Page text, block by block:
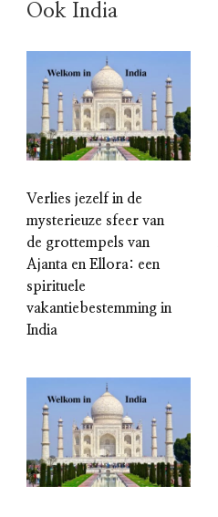
Ook India
Verlies jezelf in de
mysterieuze sfeer van
de grottempels van
Ajanta en Ellora: een
spirituele
vakantiebestemming in
India